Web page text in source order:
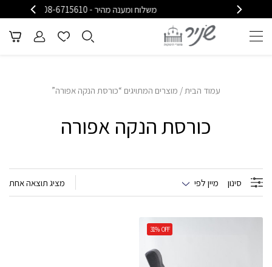
משלוח ומענה מהיר - 08-6715610
עמוד הבית/ מוצרים המתויגים “כורסת הנקה אפורה”
כורסת הנקה אפורה
סינון מיין לפי מציג תוצאה אחת
31% OFF